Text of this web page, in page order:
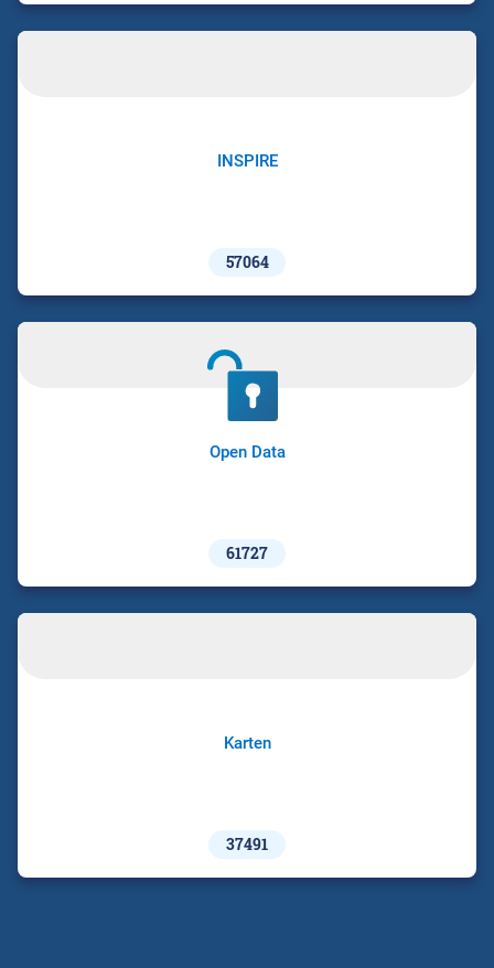
INSPIRE
57064
Open Data
61727
Karten
37491